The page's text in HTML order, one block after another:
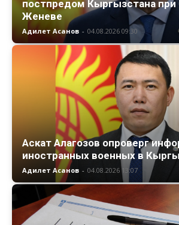
постпредом Кыргызстана
Женеве
Адилет Асанов - 04.08.2026 09:30
Аскат Алагозов опроверг
иностранных военных в
Адилет Асанов - 04.08.2026 13:07